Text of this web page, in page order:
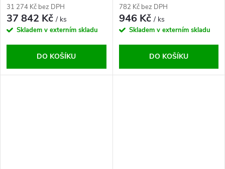
31 274 Kč bez DPH
37 842 Kč/ ks
Skladem v externím skladu
DO KOŠÍKU
782 Kč bez DPH
946 Kč/ ks
Skladem v externím skladu
DO KOŠÍKU